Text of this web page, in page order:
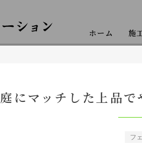
ホーム 施
庭にマッチした上品
フ